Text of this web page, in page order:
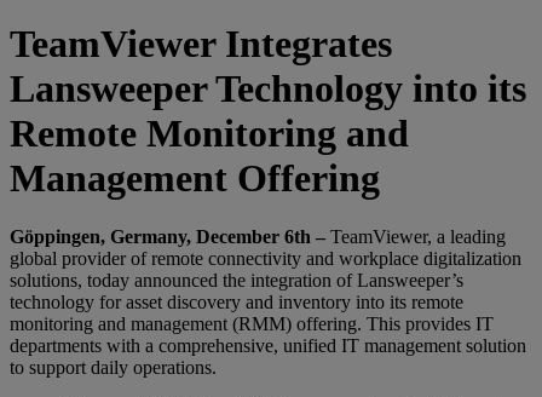
TeamViewer Integrates
Lansweeper Technology into its
Remote Monitoring and
Management Offering
Göppingen, Germany, December 6th – TeamViewer, a leading
global provider of remote connectivity and workplace digitalization
solutions, today announced the integration of Lansweeper’s
technology for asset discovery and inventory into its remote
monitoring and management (RMM) offering. This provides IT
departments with a comprehensive, unified IT management solution
to support daily operations.